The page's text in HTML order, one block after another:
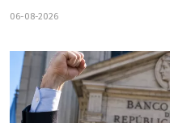
06-08-2026